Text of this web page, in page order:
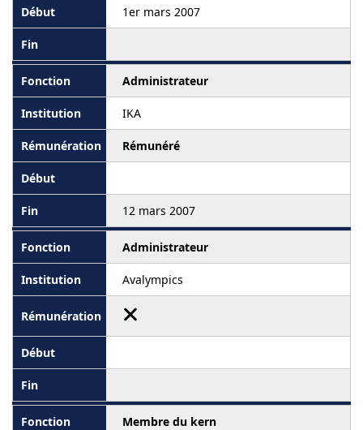
1er mars 2007
Administrateur
IKA
Rémunéré
12 mars 2007
Administrateur
Avalympics
Membre du kern